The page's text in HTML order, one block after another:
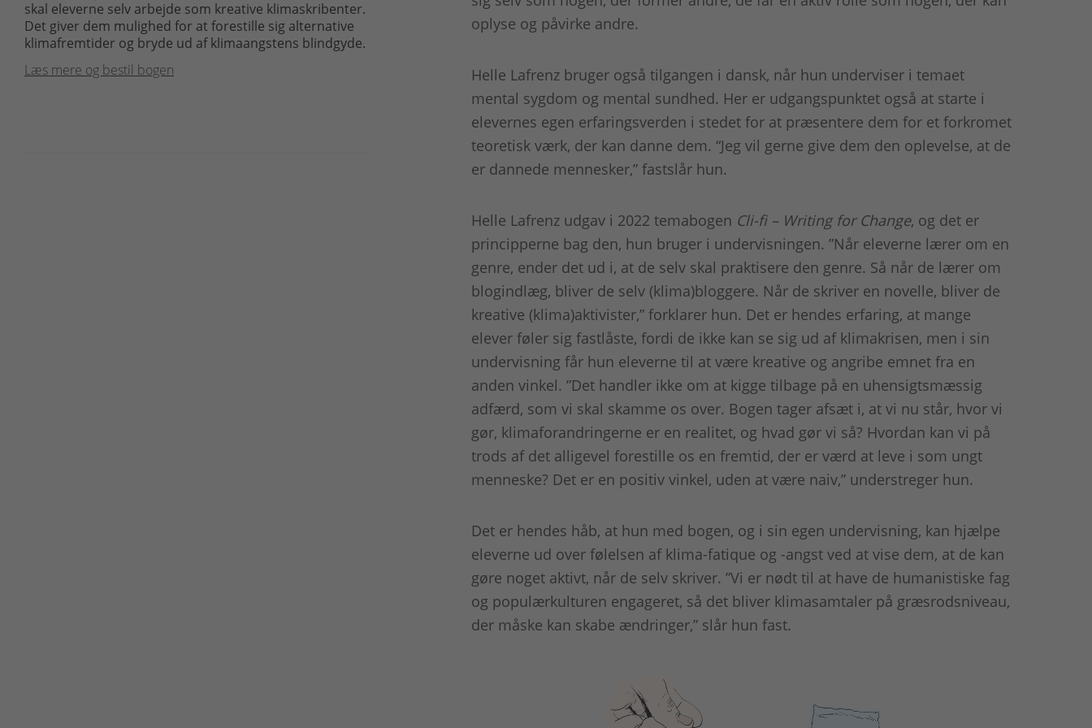
skal eleverne selv arbejde som kreative klimaskribenter.
Det giver dem mulighed for at forestille sig alternative
klimafremtider og bryde ud af klimaangstens blindgyde.
Læs mere og bestil bogen
oplyse og påvirke andre.
Helle Lafrenz bruger også tilgangen i dansk, når hun underviser i temaet
mental sygdom og mental sundhed. Her er udgangspunktet også at starte i
elevernes egen erfaringsverden i stedet for at præsentere dem for et forkromet
teoretisk værk, der kan danne dem. “Jeg vil gerne give dem den oplevelse, at de
er dannede mennesker,” fastslår hun.
Helle Lafrenz udgav i 2022 temabogen Cli-fi – Writing for Change, og det er
principperne bag den, hun bruger i undervisningen. ”Når eleverne lærer om en
genre, ender det ud i, at de selv skal praktisere den genre. Så når de lærer om
blogindlæg, bliver de selv (klima)bloggere. Når de skriver en novelle, bliver de
kreative (klima)aktivister,” forklarer hun. Det er hendes erfaring, at mange
elever føler sig fastlåste, fordi de ikke kan se sig ud af klimakrisen, men i sin
undervisning får hun eleverne til at være kreative og angribe emnet fra en
anden vinkel. ”Det handler ikke om at kigge tilbage på en uhensigtsmæssig
adfærd, som vi skal skamme os over. Bogen tager afsæt i, at vi nu står, hvor vi
gør, klimaforandringerne er en realitet, og hvad gør vi så? Hvordan kan vi på
trods af det alligevel forestille os en fremtid, der er værd at leve i som ungt
menneske? Det er en positiv vinkel, uden at være naiv,” understreger hun.
Det er hendes håb, at hun med bogen, og i sin egen undervisning, kan hjælpe
eleverne ud over følelsen af klima-fatique og -angst ved at vise dem, at de kan
gøre noget aktivt, når de selv skriver. ”Vi er nødt til at have de humanistiske fag
og populærkulturen engageret, så det bliver klimasamtaler på græsrodsniveau,
der måske kan skabe ændringer,” slår hun fast.